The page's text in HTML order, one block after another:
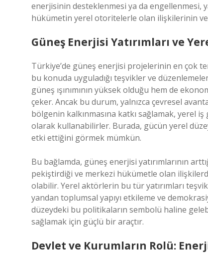
enerjisinin desteklenmesi ya da engellenmesi,
hükümetin yerel otoritelerle olan ilişkilerinin ve
Güneş Enerjisi Yatırımları ve
Türkiye’de güneş enerjisi projelerinin en çok
bu konuda uyguladığı teşvikler ve
güneş ışınımının yüksek olduğu hem de
çeker. Ancak bu durum, yalnızca çevresel
bölgenin kalkınmasına katkı sağlamak, yerel
olarak kullanabilirler. Burada, gücün yerel
etki ettiğini görmek mümkün.
Bu bağlamda, güneş enerjisi yatırımlarının
pekiştirdiği ve merkezi hükümetle olan
olabilir. Yerel aktörlerin bu tür yatırımları
yandan toplumsal yapıyı etkileme ve
düzeydeki bu politikaların sembolü haline
sağlamak için güçlü bir araçtır.
Devlet ve Kurumların Rolü: